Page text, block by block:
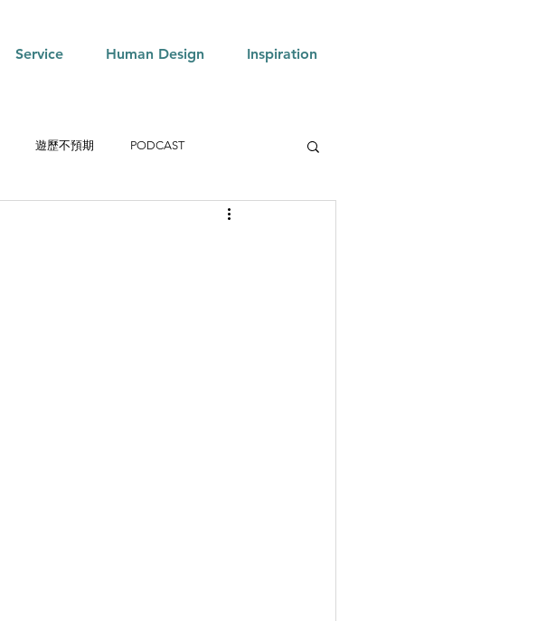
Service Human Design Inspiration
遊歷不預期 PODCAST